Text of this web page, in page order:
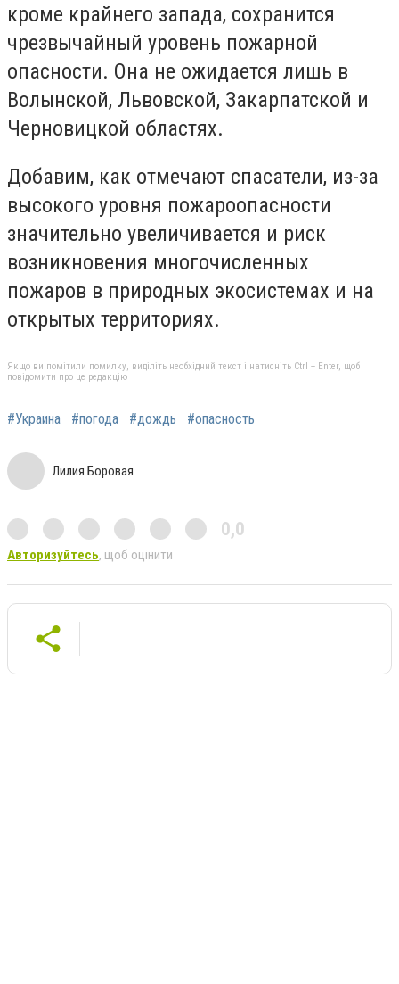
кроме крайнего запада, сохранится
чрезвычайный уровень пожарной
опасности. Она не ожидается лишь в
Волынской, Львовской, Закарпатской и
Черновицкой областях.
Добавим, как отмечают спасатели, из-за
высокого уровня пожароопасности
значительно увеличивается и риск
возникновения многочисленных
пожаров в природных экосистемах и на
открытых территориях.
Якщо ви помітили помилку, виділіть необхідний текст і натисніть Ctrl + Enter, щоб
повідомити про це редакцію
#Украина #погода #дождь #опасность
Лилия Боровая
0,0
Авторизуйтесь, щоб оцінити